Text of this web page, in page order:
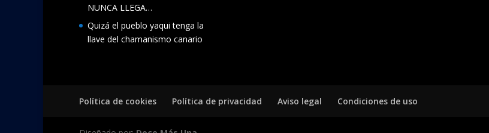
NUNCA LLEGA…
Quizá el pueblo yaqui tenga la
llave del chamanismo canario
Política de cookies Política de privacidad Aviso legal Condiciones de uso